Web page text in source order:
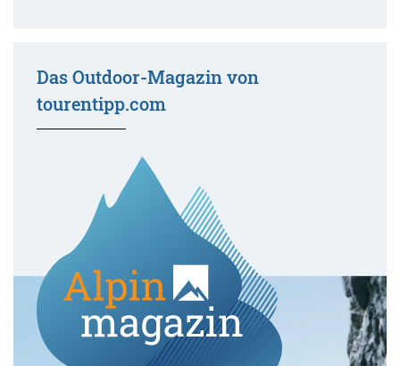
Das Outdoor-Magazin von
tourentipp.com